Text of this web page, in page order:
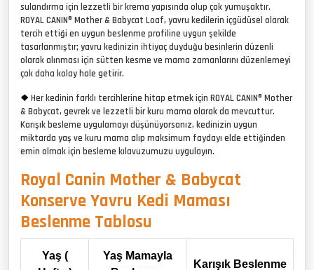
sulandırma için lezzetli bir krema yapısında olup çok yumuşaktır.
ROYAL CANIN® Mother & Babycat Loaf, yavru kedilerin içgüdüsel olarak
tercih ettiği en uygun beslenme profiline uygun şekilde
tasarlanmıştır; yavru kedinizin ihtiyaç duyduğu besinlerin düzenli
olarak alınması için sütten kesme ve mama zamanlarını düzenlemeyi
çok daha kolay hale getirir.
❖ Her kedinin farklı tercihlerine hitap etmek için ROYAL CANIN® Mother
& Babycat, gevrek ve lezzetli bir kuru mama olarak da mevcuttur.
Karışık besleme uygulamayı düşünüyorsanız, kedinizin uygun
miktarda yaş ve kuru mama alıp maksimum faydayı elde ettiğinden
emin olmak için besleme kılavuzumuzu uygulayın.
Royal Canin Mother & Babycat
Konserve Yavru Kedi Maması
Beslenme Tablosu
Yaş (
Yaş Mamayla
Karışık Beslenme